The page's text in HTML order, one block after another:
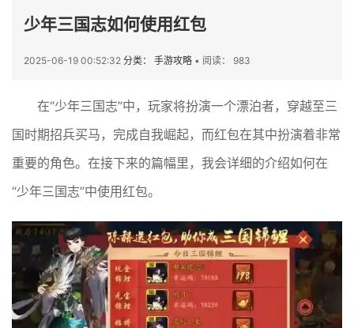
少年三国志如何使用红包
2025-06-19 00:52:32 分类： 手游攻略 • 阅读： 983
在“少年三国志”中，玩家将扮演一个漂泊者，穿越至三
国时期招兵买马，完成自我崛起，而红包在其中扮演着非常
重要的角色。在接下来的篇幅里，我会详细的介绍如何在
“少年三国志”中使用红包。